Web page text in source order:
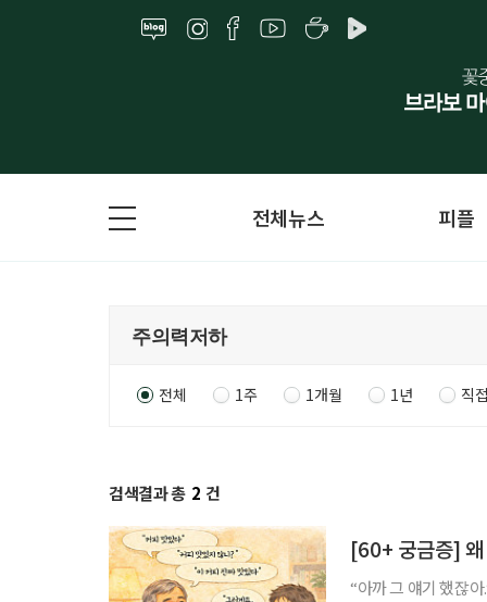
전체뉴스 피플
전체 1주 1개월 1년 직
검색결과 총 2 건
[60+ 궁금증] 왜
“아까 그 얘기 했잖